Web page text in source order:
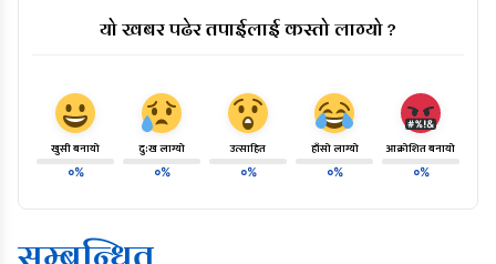
यो खबर पढेर तपाईलाई कस्तो लाग्यो ?
खुसी बनायो
०%
दु:ख लाग्यो
०%
उत्साहित
०%
हाँसो लाग्यो
०%
आक्रोशित बनायो
०%